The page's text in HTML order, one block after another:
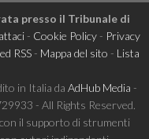
presso il Tribunale di
- Cookie Policy- Privacy
RSS- Mappa del sito - Lista
in Italia da AdHub Media -
- All Rights Reserved.
il supporto di strumenti